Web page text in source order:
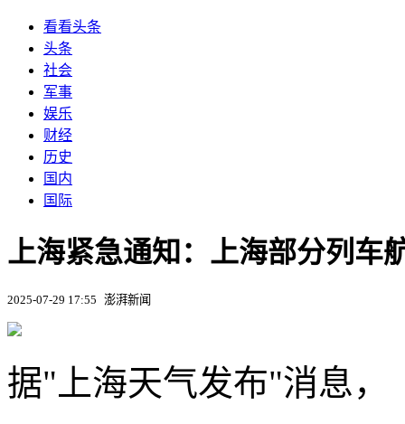
看看头条
头条
社会
军事
娱乐
财经
历史
国内
国际
上海紧急通知：上海部分列车
2025-07-29 17:55 澎湃新闻
据"上海天气发布"消息，